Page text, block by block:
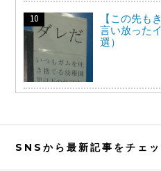
【この先も
言い放った
選）
SNSから最新記事をチェッ